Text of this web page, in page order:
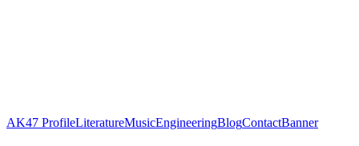
AK47 ProfileLiteratureMusicEngineeringBlogContactBanner